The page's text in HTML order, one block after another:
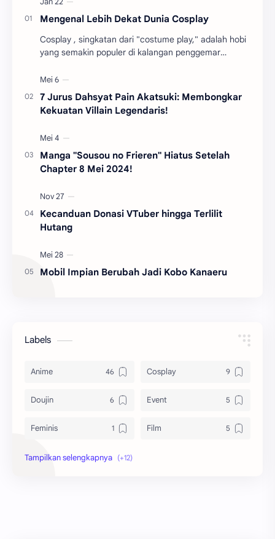
Mengenal Lebih Dekat Dunia Cosplay
Cosplay , singkatan dari "costume play," adalah hobi
yang semakin populer di kalangan penggemar
7 Jurus Dahsyat Pain Akatsuki: Membongkar
Kekuatan Villain Legendaris!
Manga "Sousou no Frieren" Hiatus Setelah
Chapter 8 Mei 2024!
Kecanduan Donasi VTuber hingga Terlilit
Hutang
Mobil Impian Berubah Jadi Kobo Kanaeru
Labels
Anime Cosplay
Doujin Event
Feminis Film
Game